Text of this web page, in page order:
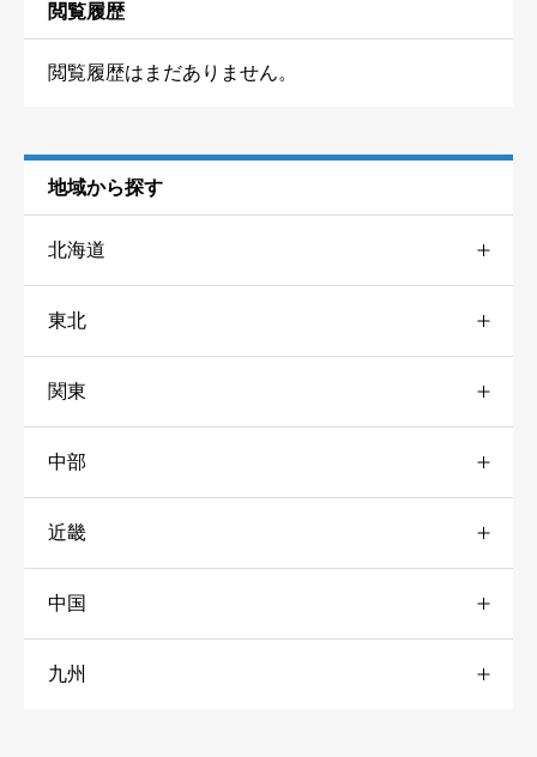
閲覧履歴
閲覧履歴はまだありません。
地域から探す
北海道
道央
道北
道南
道東
東北
宮城
山形
秋田
岩手
青森
関東
栃木
神奈川
千葉
東京
中部
愛知
岐阜
静岡
長野
近畿
兵庫
奈良
中国
山口
九州